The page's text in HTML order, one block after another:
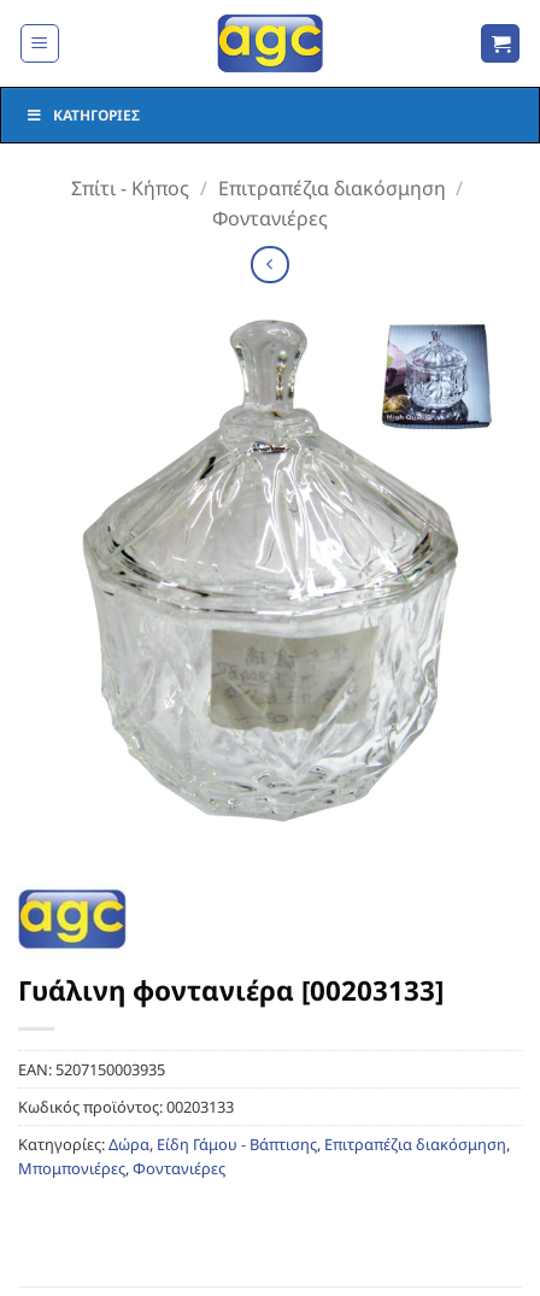
στο
ΚΑΤΗΓΟΡΊΕΣ
Σπίτι - Κήπος / Επιτραπέζια διακόσμηση /
Φοντανιέρες
Γυάλινη φοντανιέρα [00203133]
EAN:5207150003935
Κωδικός προϊόντος:00203133
Κατηγορίες:Δώρα, Είδη Γάμου - Βάπτισης, Επιτραπέζια διακόσμηση,
Μπομπονιέρες,Φοντανιέρες